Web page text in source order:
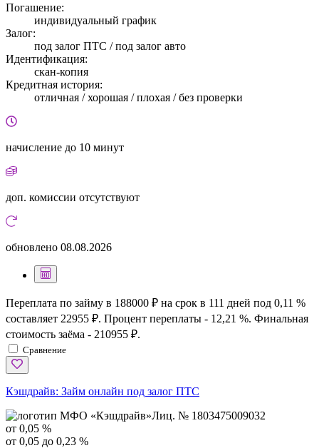
Погашение:
индивидуальный график
Залог:
под залог ПТС / под залог авто
Идентификация:
скан-копия
Кредитная история:
отличная / хорошая / плохая / без проверки
начисление до 10 минут
доп. комиссии отсутствуют
обновлено 08.08.2026
Переплата по займу в 188000 ₽ на срок в 111 дней под 0,11 %
составляет 22955 ₽. Процент переплаты - 12,21 %. Финальная
стоимость заёма - 210955 ₽.
Сравнение
Кэшдрайв: Займ онлайн под залог ПТС
Лиц. № 1803475009032
от 0,05 %
от 0,05 до 0,23 %